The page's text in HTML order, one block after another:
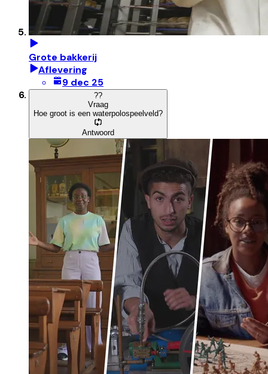
Grote bakkerij
Aflevering
9 dec 25
??
Vraag
Hoe groot is een waterpolospeelveld?
Antwoord